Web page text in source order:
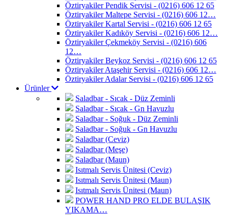
Öztiryakiler Pendik Servisi - (0216) 606 12 65
Öztiryakiler Maltepe Servisi - (0216) 606 12…
Öztiryakiler Kartal Servisi - (0216) 606 12 65
Öztiryakiler Kadıköy Servisi - (0216) 606 12…
Öztiryakiler Çekmeköy Servisi - (0216) 606
12…
Öztiryakiler Beykoz Servisi - (0216) 606 12 65
Öztiryakiler Ataşehir Servisi - (0216) 606 12…
Öztiryakiler Adalar Servisi - (0216) 606 12 65
Ürünler
Saladbar - Sıcak - Düz Zeminli
Saladbar - Sıcak - Gn Havuzlu
Saladbar - Soğuk - Düz Zeminli
Saladbar - Soğuk - Gn Havuzlu
Saladbar (Ceviz)
Saladbar (Meşe)
Saladbar (Maun)
Isıtmalı Servis Ünitesi (Ceviz)
Isıtmalı Servis Ünitesi (Maun)
Isıtmalı Servis Ünitesi (Maun)
POWER HAND PRO ELDE BULAŞIK
YIKAMA…